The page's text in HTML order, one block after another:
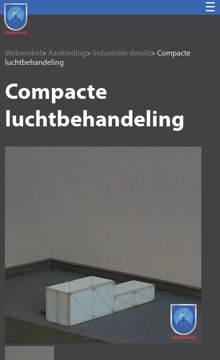
☰
Webwinkel > Aankleding> Industriële details> Compacte
luchtbehandeling
Compacte
luchtbehandeling